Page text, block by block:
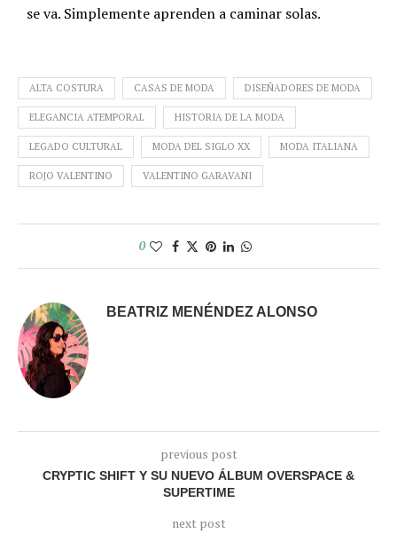
se va. Simplemente aprenden a caminar solas.
ALTA COSTURA CASAS DE MODA DISEÑADORES DE MODA
ELEGANCIA ATEMPORAL HISTORIA DE LA MODA
LEGADO CULTURAL MODA DEL SIGLO XX MODA ITALIANA
ROJO VALENTINO VALENTINO GARAVANI
0
BEATRIZ MENÉNDEZ ALONSO
previous post
CRYPTIC SHIFT Y SU NUEVO ÁLBUM OVERSPACE &
SUPERTIME
next post